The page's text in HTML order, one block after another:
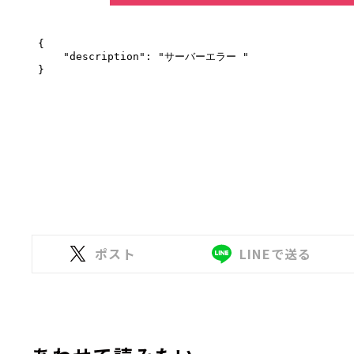
ポスト LINEで送る